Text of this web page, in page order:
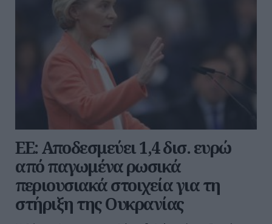
ΕΕ: Αποδεσμεύει 1,4 δισ. ευρώ
από παγωμένα ρωσικά
περιουσιακά στοιχεία για τη
στήριξη της Ουκρανίας